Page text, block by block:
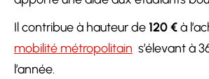
Il contribue à hauteur de120 €à
mobilité métropolitain s’élevant à
l’année.